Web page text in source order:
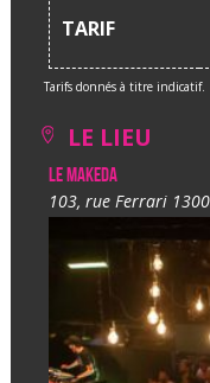
TARIF
Tarifs donnés à titre indicatif.
LE LIEU
Le Makeda
103, rue Ferrari